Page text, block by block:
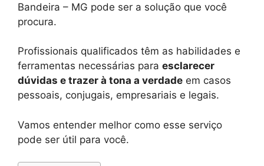
Bandeira – MG pode ser a solução que você
procura.
Profissionais qualificados têm as habilidades e
ferramentas necessárias para esclarecer
dúvidas e trazer à tona a verdade em casos
pessoais, conjugais, empresariais e legais.
Vamos entender melhor como esse serviço
pode ser útil para você.